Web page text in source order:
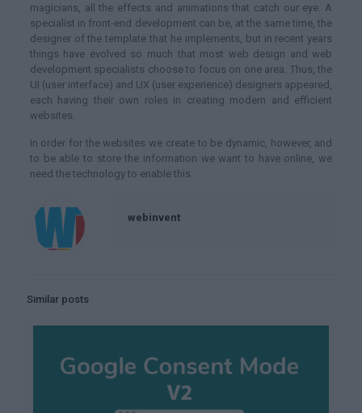
magicians, all the effects and animations that catch our eye. A
specialist in front-end development can be, at the same time, the
designer of the template that he implements, but in recent years
things have evolved so much that most web design and web
development specialists choose to focus on one area. Thus, the
UI (user interface) and UX (user experience) designers appeared,
each having their own roles in creating modern and efficient
websites.
In order for the websites we create to be dynamic, however, and
to be able to store the information we want to have online, we
need the technology to enable this.
webinvent
Similar posts